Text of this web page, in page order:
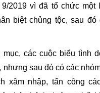
2019 vì đã tổ chức một
biệt chủng tộc, sau đó
mục, các cuộc biểu tình
nhưng sau đó có các
xâm nhập, tấn công